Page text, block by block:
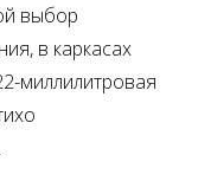
выбор
в каркасах
миллилитровая